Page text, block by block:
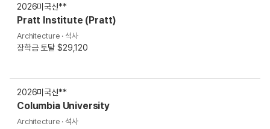
2026미국신**
Pratt Institute (Pratt)
Architecture · 석사
장학금 토탈 $29,120
2026미국신**
Columbia University
Architecture · 석사